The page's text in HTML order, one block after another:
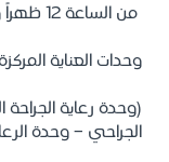
من الساعة 12 ظهراً وحتى الساعة 11:00 مساءً
وحدات العناية
(وحدة رعاية الجراحة
الجراحي - وحدة